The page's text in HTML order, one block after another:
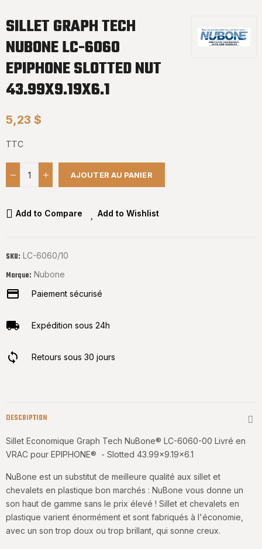
SILLET GRAPH TECH
NUBONE LC-6060
EPIPHONE SLOTTED NUT
43.99X9.19X6.1
5,23 $
TTC
AJOUTER AU PANIER
Add to Compare Add to Wishlist
SKU: LC-6060/10
Marque: Nubone
Paiement sécurisé
Expédition sous 24h
Retours sous 30 jours
DESCRIPTION
Sillet Economique Graph Tech NuBone® LC-6060-00 Livré en
VRAC pour EPIPHONE® - Slotted 43.99x9.19x6.1
NuBone est un substitut de meilleure qualité aux sillet et
chevalets en plastique bon marchés : NuBone vous donne un
son haut de gamme sans le prix élevé ! Sillet et chevalets en
plastique varient énormément et sont fabriqués à l'économie,
avec un son trop doux ou trop brillant, qui sonne creux.